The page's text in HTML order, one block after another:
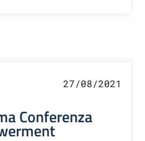
27/08/2021
Conferenza